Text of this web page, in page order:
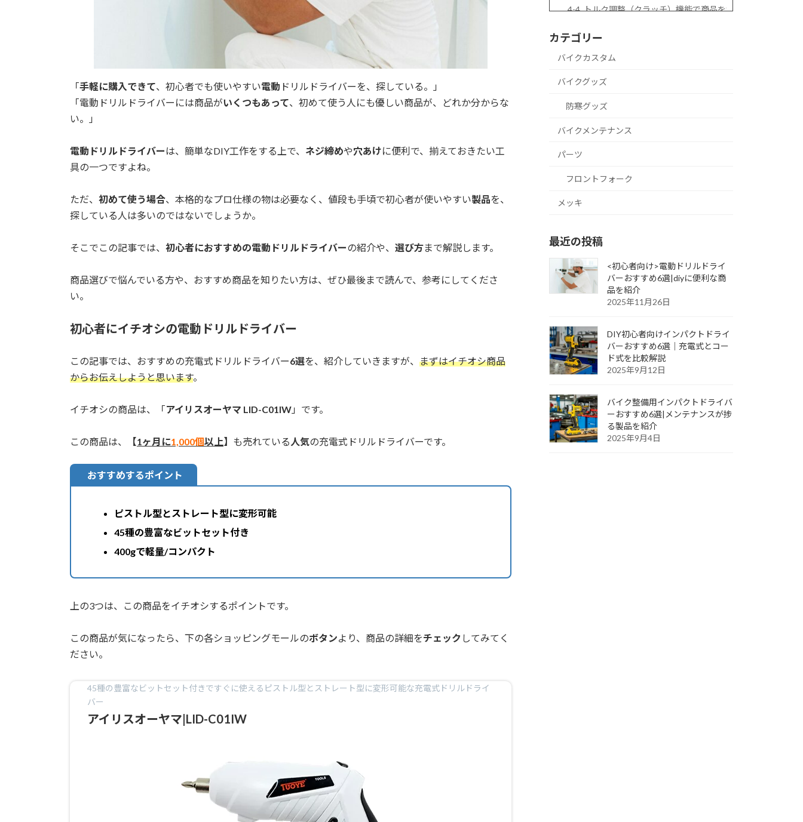
「手軽に購入できて、初心者でも使いやすい電動 ドリルドライバーを、探している。」
「電動ドリルドライバーには商品がいくつもあって、初めて使う人にも優しい商品が、どれか分からな
い。」
電動ドリルドライバーは、簡単なDIY工作をする上で、 ネジ締めや穴あけに便利で、揃えておきたい工
具の一つですよね。
ただ、 初めて使う場合、本格的なプロ仕様の物は必要なく、値段も手頃で初心者が使いやすい製品を、
探している人は多いのではないでしょうか。
そこでこの記事では、 初心者におすすめの電動ドリルドライバーの紹介や、 選び方まで解説します。
商品選びで悩んでいる方や、おすすめ商品を知りたい方は、ぜひ最後まで読んで、参考にしてくださ
い。
初心者にイチオシの電動ドリルドライバー
この記事では、おすすめの充電式ドリルドライバー6選を、紹介していきますが、 まずはイチオシ商品
からお伝えしようと思います。
イチオシの商品は、「アイリスオーヤマ LID-C01IW 」です。
この商品は、 【1ヶ月に1,000個以上】 も売れている 人気の充電式ドリルドライバーです。
おすすめするポイント
ピストル型とストレート型に変形可能
45種の豊富なビットセット付き
400gで軽量/コンパクト
上の3つは、この商品をイチオシするポイントです。
この商品が気になったら、下の各ショッピングモールのボタンより、商品の詳細をチェック してみてく
ださい。
45種の豊富なビットセット付きですぐに使えるピストル型とストレート型に変形可能な充電式ドリルドライ
バー
アイリスオーヤマ|LID-C01IW
4-4. トルク調整（クラッチ）機能で商品を決める
まとめ
カテゴリー
バイクカスタム
バイクグッズ
防寒グッズ
バイクメンテナンス
パーツ
フロントフォーク
メッキ
最近の投稿
<初心者向け>電動ドリルドライ
バーおすすめ6選|diyに便利な商
品を紹介
2025年11月26日
DIY初心者向けインパクトドライ
バーおすすめ6選｜充電式とコー
ド式を比較解説
2025年9月12日
バイク整備用インパクトドライバ
ーおすすめ6選|メンテナンスが捗
る製品を紹介
2025年9月4日